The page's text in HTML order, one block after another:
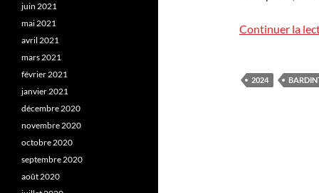
Continuer la
2024
juin 2021
mai 2021
avril 2021
mars 2021
février 2021
janvier 2021
décembre 2020
novembre 2020
octobre 2020
septembre 2020
août 2020